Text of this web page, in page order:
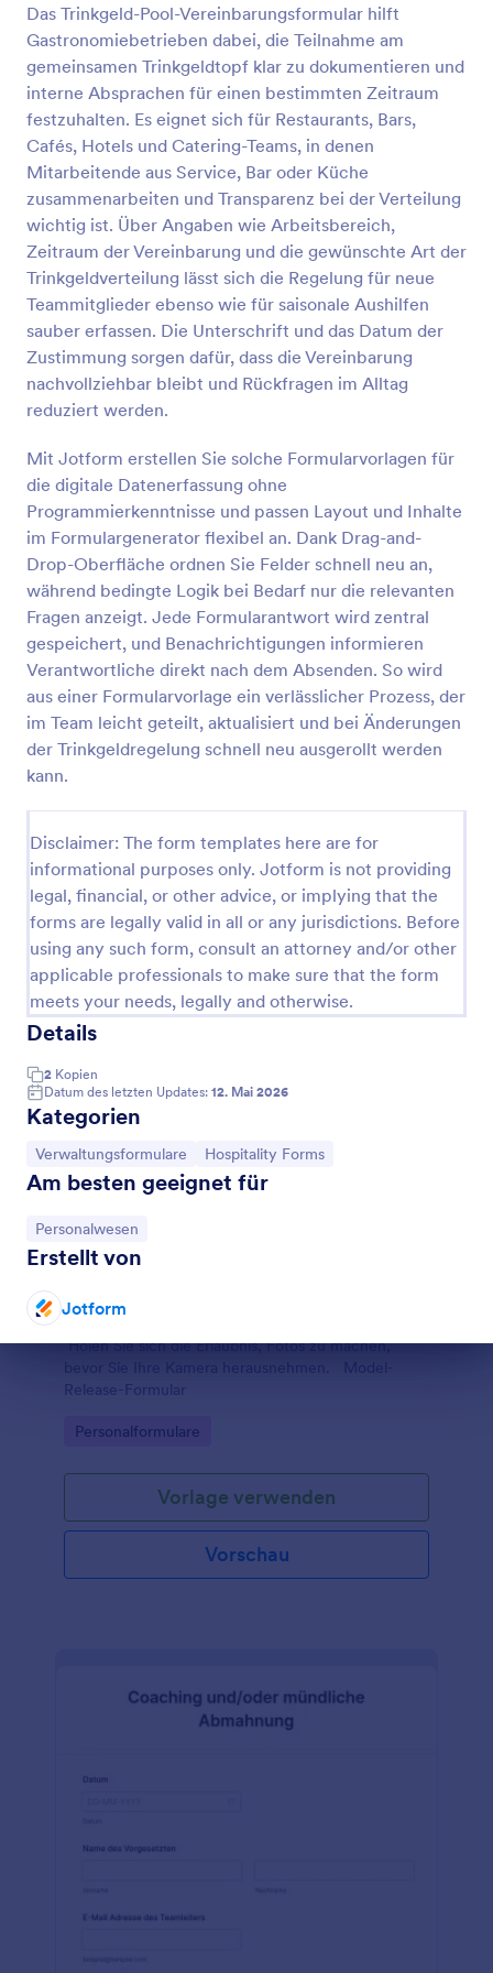
Das Trinkgeld-Pool-Vereinbarungsformular hilft
Gastronomiebetrieben dabei, die Teilnahme am
gemeinsamen Trinkgeldtopf klar zu dokumentieren und
interne Absprachen für einen bestimmten Zeitraum
festzuhalten. Es eignet sich für Restaurants, Bars,
Cafés, Hotels und Catering-Teams, in denen
Mitarbeitende aus Service, Bar oder Küche
zusammenarbeiten und Transparenz bei der Verteilung
wichtig ist. Über Angaben wie Arbeitsbereich,
Zeitraum der Vereinbarung und die gewünschte Art der
Trinkgeldverteilung lässt sich die Regelung für neue
Teammitglieder ebenso wie für saisonale Aushilfen
sauber erfassen. Die Unterschrift und das Datum der
Zustimmung sorgen dafür, dass die Vereinbarung
nachvollziehbar bleibt und Rückfragen im Alltag
reduziert werden.
Mit Jotform erstellen Sie solche Formularvorlagen für
die digitale Datenerfassung ohne
Programmierkenntnisse und passen Layout und Inhalte
im Formulargenerator flexibel an. Dank Drag-and-
Drop-Oberfläche ordnen Sie Felder schnell neu an,
während bedingte Logik bei Bedarf nur die relevanten
Fragen anzeigt. Jede Formularantwort wird zentral
gespeichert, und Benachrichtigungen informieren
Verantwortliche direkt nach dem Absenden. So wird
aus einer Formularvorlage ein verlässlicher Prozess, der
im Team leicht geteilt, aktualisiert und bei Änderungen
der Trinkgeldregelung schnell neu ausgerollt werden
kann.
Disclaimer: The form templates here are for
informational purposes only. Jotform is not providing
legal, financial, or other advice, or implying that the
forms are legally valid in all or any jurisdictions. Before
using any such form, consult an attorney and/or other
applicable professionals to make sure that the form
meets your needs, legally and otherwise.
Details
2 Kopien
Datum des letzten Updates: 12. Mai 2026
Kategorien
Zur Kategorie:
Verwaltungsformulare Zur Kategorie:
Hospitality Forms
Am besten geeignet für
Zur Kategorie:
Personalwesen
Erstellt von
Jotform
Vorschau
Formular Für Neue Mitarbeiter
Ein Formular für neue Mitarbeiter ist ein sehr
nützliches Formular, das dazu dient, alle
notwendigen Informationen von neuen Mitarbeitern
zu erfassen.
Go to Category:
Personalformulare
Vorlage verwenden
Vorschau
Model Release Formular
Holen Sie sich die Erlaubnis, Fotos zu machen,
Release-Formular
Go to Category:
Personalformulare
Vorlage verwenden
Vorschau